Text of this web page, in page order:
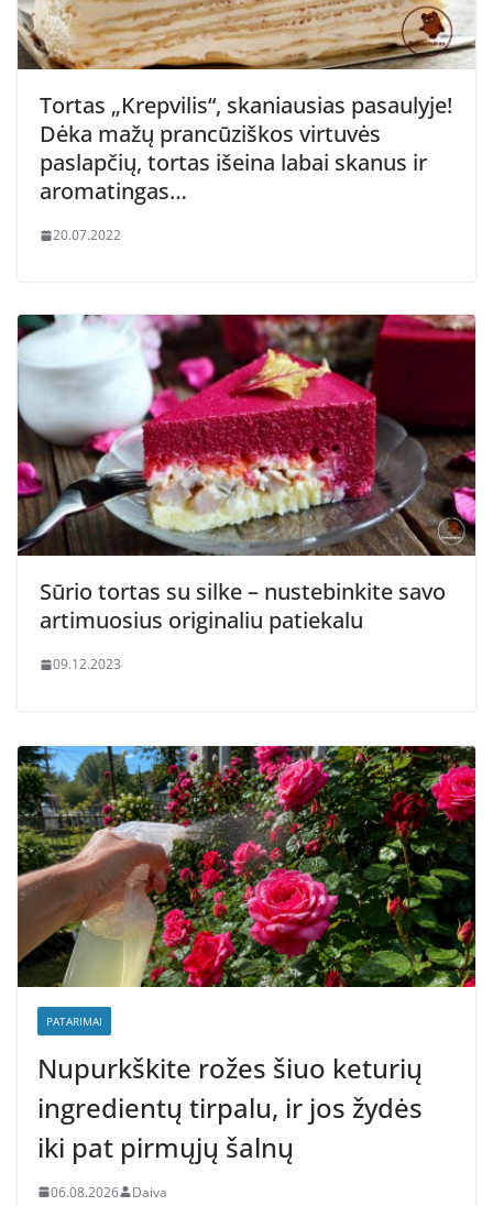
Tortas „Krepvilis“, skaniausias pasaulyje!
Dėka mažų prancūziškos virtuvės
paslapčių, tortas išeina labai skanus ir
aromatingas…
20.07.2022
Sūrio tortas su silke – nustebinkite savo
artimuosius originaliu patiekalu
09.12.2023
PATARIMAI
Nupurkškite rožes šiuo keturių
ingredientų tirpalu, ir jos žydės
iki pat pirmųjų šalnų
06.08.2026 Daiva